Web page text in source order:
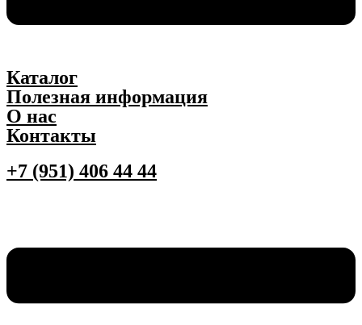
Каталог
Полезная информация
О нас
Контакты
+7 (951) 406 44 44